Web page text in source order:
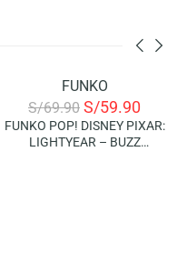
FUNKO
S/69.90 S/59.90
FUNKO POP! DISNEY PIXAR:
LIGHTYEAR – BUZZ